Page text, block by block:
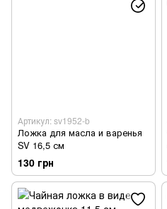
Артикул: sv1952-b
Ложка для масла и варенья
SV 16,5 см
130 грн